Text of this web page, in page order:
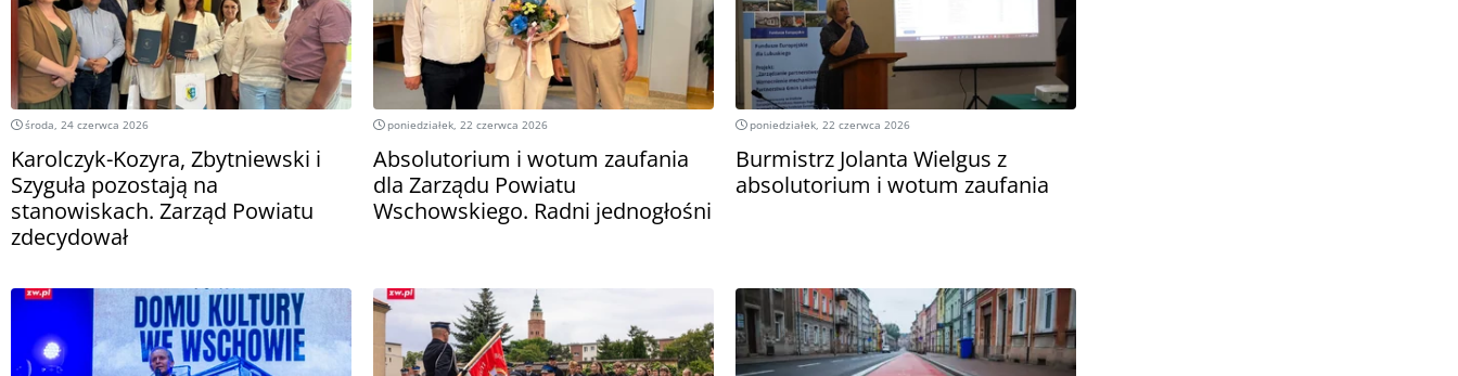
środa, 24 czerwca 2026
Karolczyk-Kozyra, Zbytniewski i
Szyguła pozostają na
stanowiskach. Zarząd Powiatu
zdecydował
poniedziałek, 22 czerwca 2026
Absolutorium i wotum zaufania
dla Zarządu Powiatu
Wschowskiego. Radni jednogłośni
poniedziałek, 22 czerwca 2026
Burmistrz Jolanta Wielgus z
absolutorium i wotum zaufania